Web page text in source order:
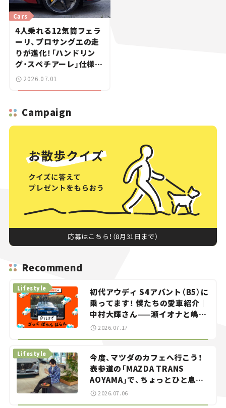
Cars
4人乗れる12気筒フェラ
ーリ、プロサングエの走
りが進化！「ハンドリン
グ・スペチアーレ」仕様が
登場【新車ニュース】
2026.07.01
Campaign
応募はこちら！（8月31日まで）
Recommend
初代アウディ S4アバント（B5）に
乗ってます！ 僕たちの愛車紹介｜
中村大輝さん——瀬イオナと嶋田
智之の「クルマでざっくばらんば
Lifestyle
2026.07.17
今度、マツダのカフェへ行こう！
表参道の「MAZDA TRANS
AOYAMA」で、ちょっとひと息。
——連載｜CCGとクルマでどうす
る？＜第13回＞
Lifestyle
2026.07.06